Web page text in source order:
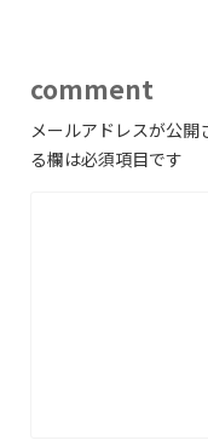
comment
メールアドレスが公開
る欄は必須項目です